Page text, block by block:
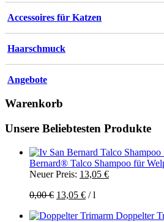
Accessoires für Katzen
Haarschmuck
Angebote
Warenkorb
Unsere Beliebtesten Produkte
Bernard® Talco Shampoo für
Neuer Preis: 13,05 €Aktueller
0,00€ Ursprünglicher
war:
13,05 €Aktueller
ist:
/l
Doppelter